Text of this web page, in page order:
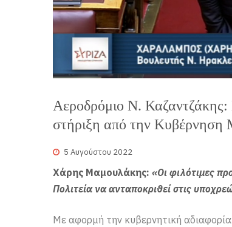
Αεροδρόμιο Ν.
στήριξη από την Κυβέρνηση
5 Αυγούστου 2022
Χάρης Μαμουλάκης: «Οι φιλότιμες
Πολιτεία να ανταποκριθεί στις
Με αφορμή την κυβερνητική